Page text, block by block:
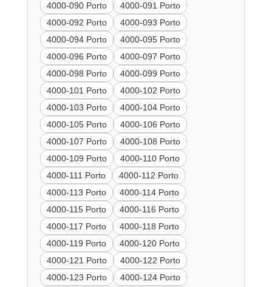
4000-090 Porto
4000-091 Porto
4000-092 Porto
4000-093 Porto
4000-094 Porto
4000-095 Porto
4000-096 Porto
4000-097 Porto
4000-098 Porto
4000-099 Porto
4000-101 Porto
4000-102 Porto
4000-103 Porto
4000-104 Porto
4000-105 Porto
4000-106 Porto
4000-107 Porto
4000-108 Porto
4000-109 Porto
4000-110 Porto
4000-111 Porto
4000-112 Porto
4000-113 Porto
4000-114 Porto
4000-115 Porto
4000-116 Porto
4000-117 Porto
4000-118 Porto
4000-119 Porto
4000-120 Porto
4000-121 Porto
4000-122 Porto
4000-123 Porto
4000-124 Porto